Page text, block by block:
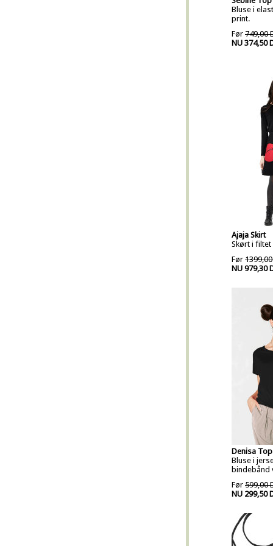
Bluse i
print.
Før 749,00
NU 374,50
Ajaja Skirt
Skørt i
Før 1399,00
NU 979,30
Denisa Top
Bluse i
bindebånd
Før 599,00
NU 299,50